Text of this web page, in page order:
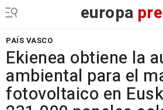
europa
PAÍS VASCO
Ekienea obtiene la
ambiental para el
fotovoltaico en